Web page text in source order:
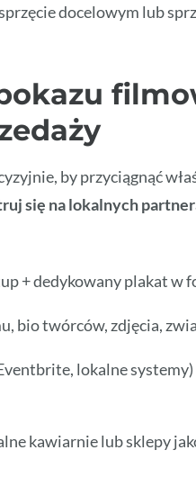
docelowym lub
by przyciągnąć
się na lokalnych
+ dedykowany plakat w
bio twórców, zdjęcia,
lokalne
kawiarnie lub sklepy